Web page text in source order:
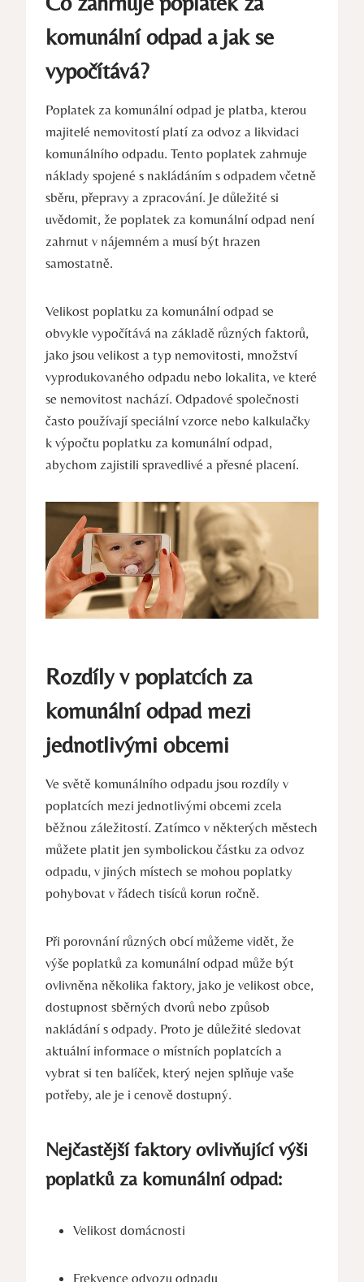
komunální odpad a jak se
vypočítává?
Poplatek za komunální odpad je platba, kterou
majitelé nemovitostí platí za odvoz a likvidaci
komunálního odpadu. Tento poplatek zahrnuje
náklady spojené s nakládáním s odpadem včetně
sběru, přepravy a zpracování. Je důležité si
uvědomit, že poplatek za komunální odpad není
zahrnut v nájemném a musí být hrazen
samostatně.
Velikost poplatku za komunální odpad se
obvykle vypočítává na základě různých faktorů,
jako jsou velikost a typ nemovitosti, množství
vyprodukovaného odpadu nebo lokalita, ve které
se nemovitost nachází. Odpadové společnosti
často používají speciální vzorce nebo kalkulačky
k výpočtu poplatku za komunální odpad,
abychom zajistili spravedlivé a přesné placení.
Rozdíly v poplatcích za
komunální odpad mezi
jednotlivými obcemi
Ve světě komunálního odpadu jsou rozdíly v
poplatcích mezi jednotlivými obcemi zcela
běžnou záležitostí. Zatímco v některých městech
můžete platit jen symbolickou částku za odvoz
odpadu, v jiných místech se mohou poplatky
pohybovat v řádech tisíců korun ročně.
Při porovnání různých obcí můžeme vidět, že
výše poplatků za komunální odpad může být
ovlivněna několika faktory, jako je velikost obce,
dostupnost sběrných dvorů nebo způsob
nakládání s odpady. Proto je důležité sledovat
aktuální informace o místních poplatcích a
vybrat si ten balíček, který nejen splňuje vaše
potřeby, ale je i cenově dostupný.
Nejčastější faktory ovlivňující výši
poplatků za komunální odpad:
Velikost domácnosti
Frekvence odvozu odpadu